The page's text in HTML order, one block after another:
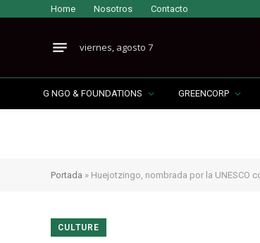
Home Nosotros Contacto
viernes, agosto 7
G NGO & FOUNDATIONS GREENCORP
Portada » Huejotzingo, nombrada por la UNESCO
CULTURE